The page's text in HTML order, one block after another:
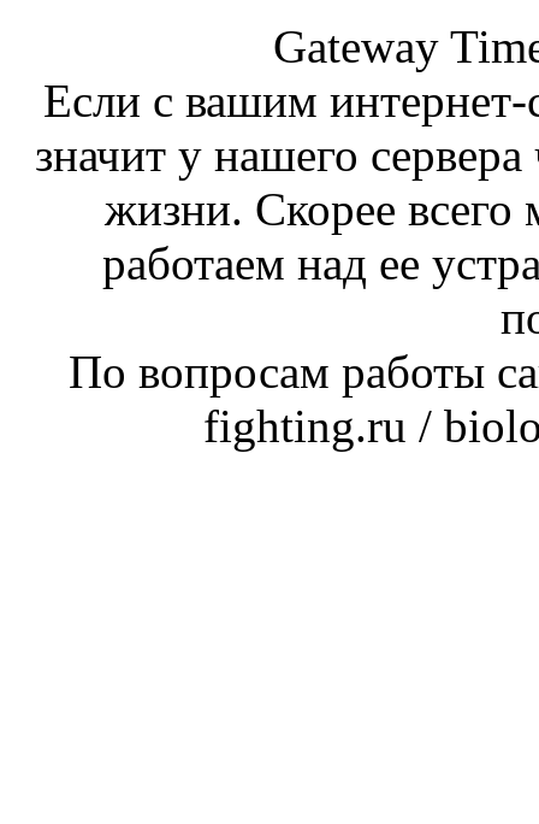
Gateway
Если с вашим интернет-
значит у нашего
жизни. Скорее
работаем над ее
По вопросам работы
fighting.ru /